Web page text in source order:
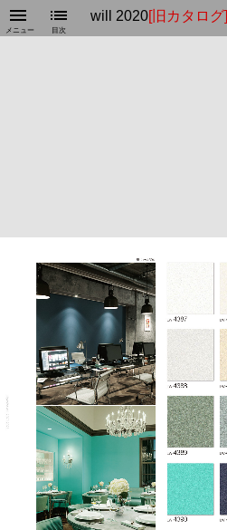
menu
メニュー
will 2020[旧カタログ]
list
目次